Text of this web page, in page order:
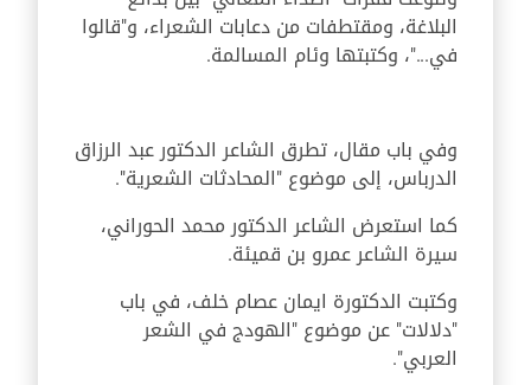
البلاغة، ومقتطفات من دعابات الشعراء، و"قالوا
في..."، وكتبتها وئام المسالمة.
وفي باب مقال، تطرق الشاعر الدكتور عبد الرزاق
الدرباس، إلى موضوع "المحادثات الشعرية".
كما استعرض الشاعر الدكتور محمد الحوراني،
سيرة الشاعر عمرو بن قميئة.
وكتبت الدكتورة ايمان عصام خلف، في باب
"دلالات" عن موضوع "الهودج في الشعر
العربي".